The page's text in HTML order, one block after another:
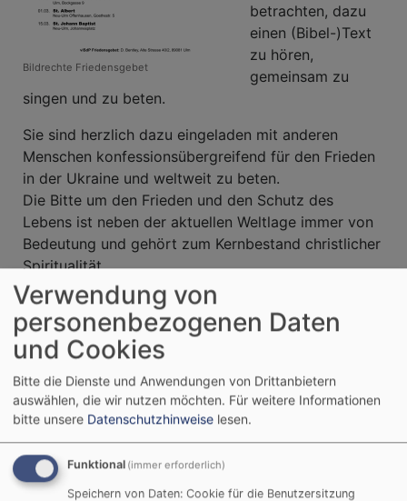
Bildrechte Friedensgebet
betrachten, dazu
einen (Bibel-)Text
zu hören,
gemeinsam zu
singen und zu beten.
Sie sind herzlich dazu eingeladen mit anderen
Menschen konfessionsübergreifend für den Frieden
in der Ukraine und weltweit zu beten.
Die Bitte um den Frieden und den Schutz des
Lebens ist neben der aktuellen Weltlage immer von
Bedeutung und gehört zum Kernbestand christlicher
Spiritualität.
Pfarrer Jean-Pierre Barraud
Verwendung von
personenbezogenen Daten
und Cookies
Bitte die Dienste und Anwendungen von Drittanbietern
auswählen, die wir nutzen möchten. Für weitere Informationen
bitte unsere Datenschutzhinweise lesen.
Funktional (immer erforderlich)
Speichern von Daten: Cookie für die Benutzersitzung